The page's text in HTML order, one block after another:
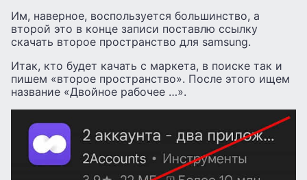
Им, наверное, воспользуется большинство, а
второй это в конце записи поставлю ссылку
скачать второе пространство для samsung.
Итак, кто будет качать с маркета, в поиске так и
пишем «второе пространство». После этого ищем
название «Двойное рабочее …».